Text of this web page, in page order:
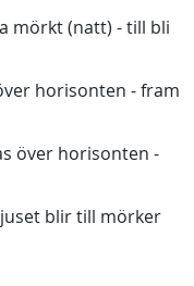
mörkt (natt) - till bli
horisonten - fram
över horisonten -
blir till mörker